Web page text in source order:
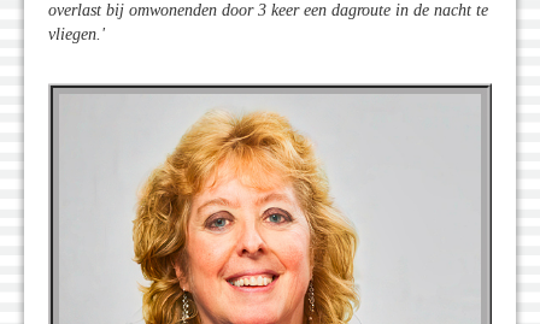
overlast bij omwonenden door 3 keer een dagroute in de nacht te
vliegen.'